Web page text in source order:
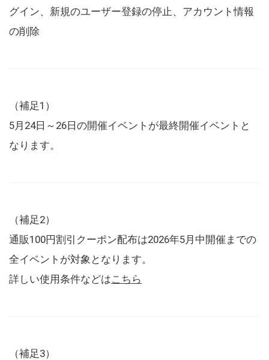
グイン、新規のユーザー登録の停止、アカウント情報
の削除
（補足1）
5月24日～26日の開催イベントが最終開催イベントと
なります。
（補足2）
通販100円割引クーポン配布は2026年5月中開催までの
全イベントが対象となります。
詳しい使用条件などはこちら
（補足3）